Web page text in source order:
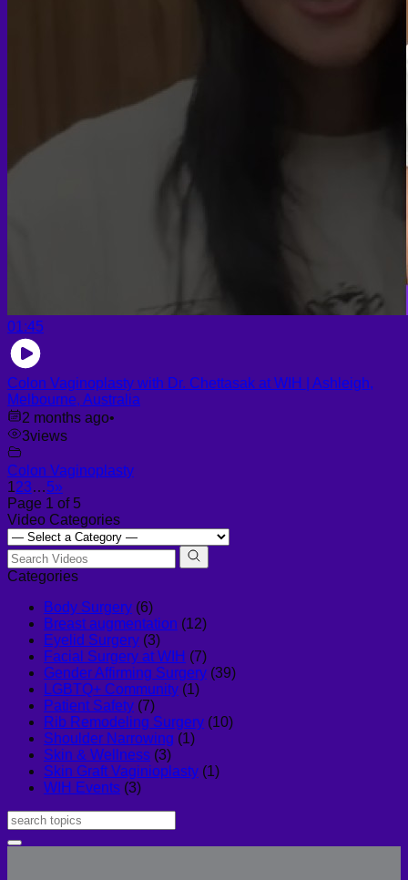
01:45
Colon Vaginoplasty with Dr. Chettasak at WIH | Ashleigh,
Melbourne, Australia
2 months ago•
3views
Colon Vaginoplasty
123…5»
Page 1 of 5
Video Categories
Categories
Body Surgery (6)
Breast augmentation (12)
Eyelid Surgery (3)
Facial Surgery at WIH (7)
Gender Affirming Surgery (39)
LGBTQ+ Community (1)
Patient Safety (7)
Rib Remodeling Surgery (10)
Shoulder Narrowing (1)
Skin & Wellness (3)
Skin Graft Vaginioplasty (1)
WIH Events (3)